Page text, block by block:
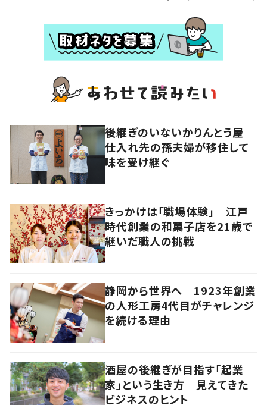
後継ぎのいないかりんとう屋
仕入れ先の孫夫婦が移住して
味を受け継ぐ
きっかけは「職場体験」 江戸
時代創業の和菓子店を21歳で
継いだ職人の挑戦
静岡から世界へ 1923年創業
の人形工房4代目がチャレンジ
を続ける理由
酒屋の後継ぎが目指す「起業
家」という生き方 見えてきた
ビジネスのヒント